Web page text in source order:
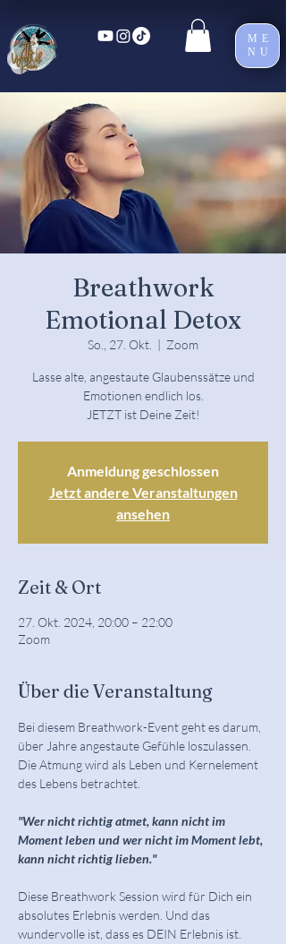
ME
NU
Breathwork
Emotional Detox
So., 27. Okt.
  |
Zoom
Lasse alte, angestaute Glaubenssätze und
Emotionen endlich los.
JETZT ist Deine Zeit!
Anmeldung geschlossen
Jetzt andere Veranstaltungen
ansehen
Zeit & Ort
27. Okt. 2024, 20:00 – 22:00
Zoom
Über die Veranstaltung
Bei diesem Breathwork-Event geht es darum,
über Jahre angestaute Gefühle loszulassen.
Die Atmung wird als Leben und Kernelement
des Lebens betrachtet.
"Wer nicht richtig atmet, kann nicht im
Moment leben und wer nicht im Moment lebt,
kann nicht richtig lieben."
Diese Breathwork Session wird für Dich ein
absolutes Erlebnis werden. Und das
wundervolle ist, dass es DEIN Erlebnis ist.